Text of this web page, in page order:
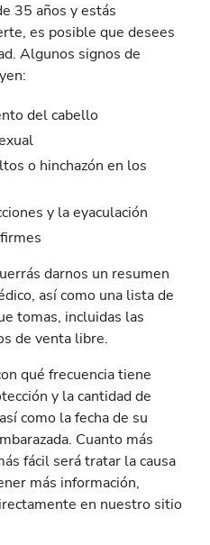
35 años y estás
es posible que desees
Algunos signos de
del cabello
o hinchazón en los
y la eyaculación
darnos un resumen
así como una lista de
tomas, incluidas las
de venta libre.
qué frecuencia tiene
y la cantidad de
como la fecha de su
Cuanto más
fácil será tratar la causa
más información,
en nuestro sitio